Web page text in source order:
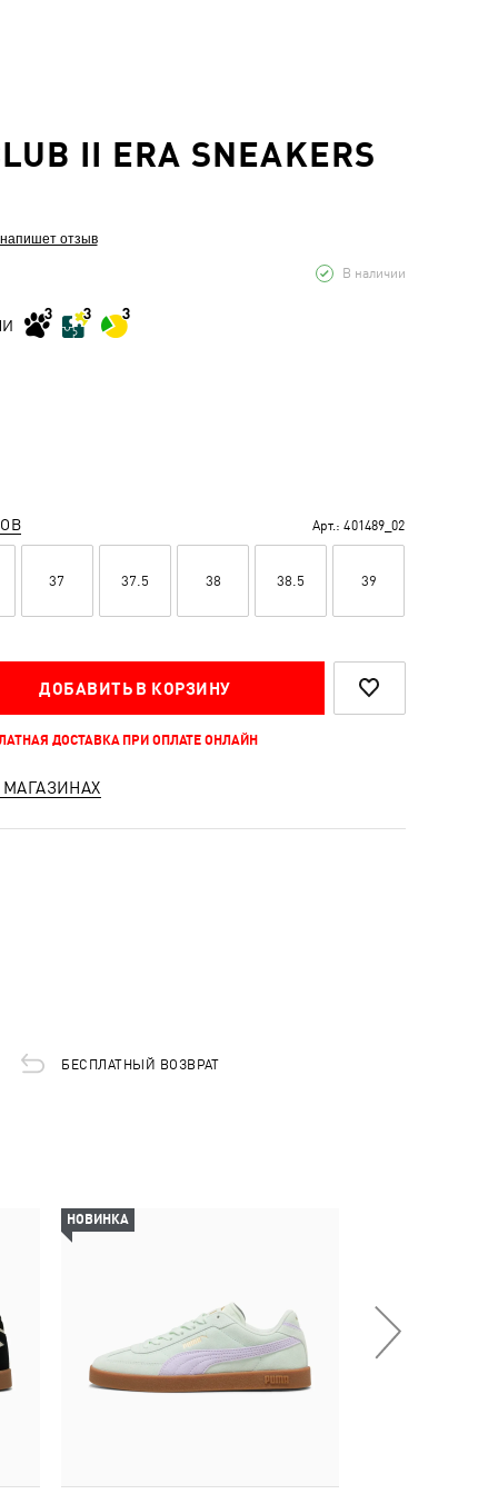
II ERA SNEAKERS
отзыв
В наличии
Арт.: 401489_02
37 37.5 38 38.5 39
ДОБАВИТЬ В КОРЗИНУ
ДОСТАВКА ПРИ ОПЛАТЕ ОНЛАЙН
БЕСПЛАТНЫЙ ВОЗВРАТ
НОВИНКА